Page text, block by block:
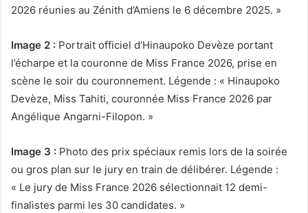
2026 réunies au Zénith d’Amiens le 6 décembre 2025. »
Image 2 : Portrait officiel d’Hinaupoko Devèze portant
l’écharpe et la couronne de Miss France 2026, prise en
scène le soir du couronnement. Légende : « Hinaupoko
Devèze, Miss Tahiti, couronnée Miss France 2026 par
Angélique Angarni-Filopon. »
Image 3 : Photo des prix spéciaux remis lors de la soirée
ou gros plan sur le jury en train de délibérer. Légende :
« Le jury de Miss France 2026 sélectionnait 12 demi-
finalistes parmi les 30 candidates. »